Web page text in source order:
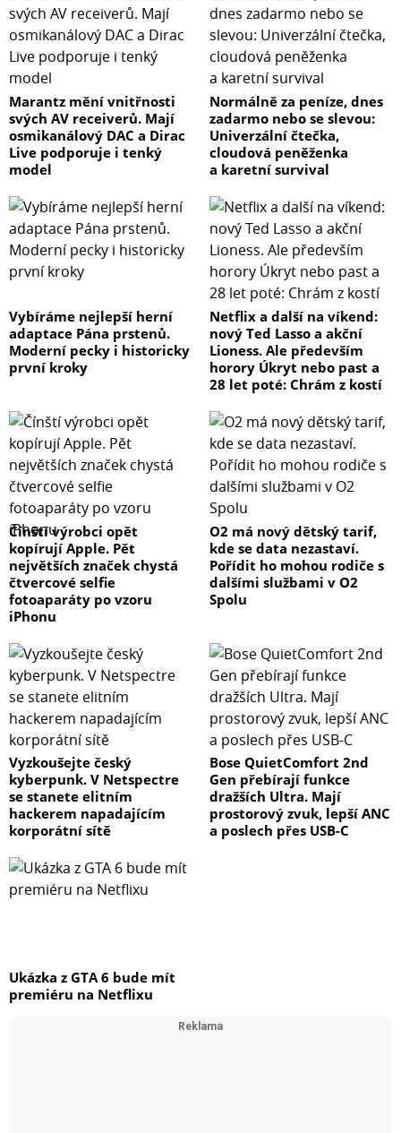
Marantz mění vnitřnosti
svých AV receiverů. Mají
osmikanálový DAC a Dirac
Live podporuje i tenký
model
Normálně za peníze, dnes
zadarmo nebo se slevou:
Univerzální čtečka,
cloudová peněženka
a karetní survival
Vybíráme nejlepší herní
adaptace Pána prstenů.
Moderní pecky i historicky
první kroky
Netflix a další na víkend:
nový Ted Lasso a akční
Lioness. Ale především
horory Úkryt nebo past a
28 let poté: Chrám z kostí
Čínští výrobci opět
kopírují Apple. Pět
největších značek chystá
čtvercové selfie
fotoaparáty po vzoru
iPhonu
O2 má nový dětský tarif,
kde se data nezastaví.
Pořídit ho mohou rodiče s
dalšími službami v O2
Spolu
Vyzkoušejte český
kyberpunk. V Netspectre
se stanete elitním
hackerem napadajícím
korporátní sítě
Bose QuietComfort 2nd
Gen přebírají funkce
dražších Ultra. Mají
prostorový zvuk, lepší ANC
a poslech přes USB-C
Ukázka z GTA 6 bude mít
premiéru na Netflixu